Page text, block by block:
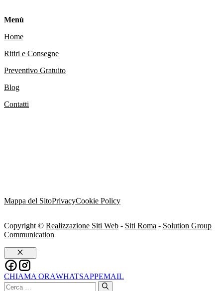
Menù
Home
Ritiri e Consegne
Preventivo Gratuito
Blog
Contatti
Copyright © Realizzazione Siti Web - Siti Roma - Solution Group
Communication
Mappa del SitoPrivacyCookie Policy
Chiudi
CHIAMA ORAWHATSAPPEMAIL
Ricerca